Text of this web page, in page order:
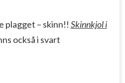
plagget – skinn!! Skinnkjol i
också i svart